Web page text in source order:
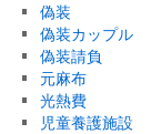
偽装
偽装カップル
偽装請負
元麻布
光熱費
児童養護施設